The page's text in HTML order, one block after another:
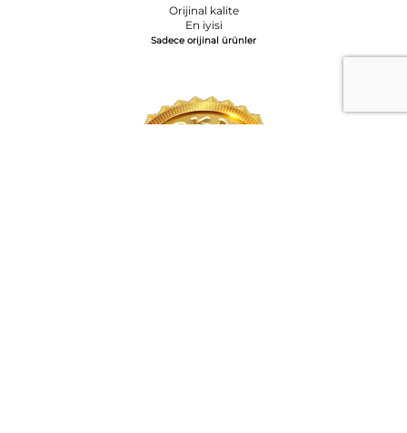
Orijinal kalite
En iyisi
Sadece orijinal ürünler